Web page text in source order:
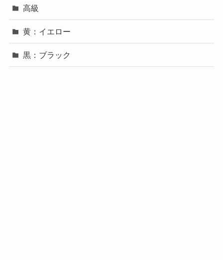
高級
黄：イエロー
黒：ブラック